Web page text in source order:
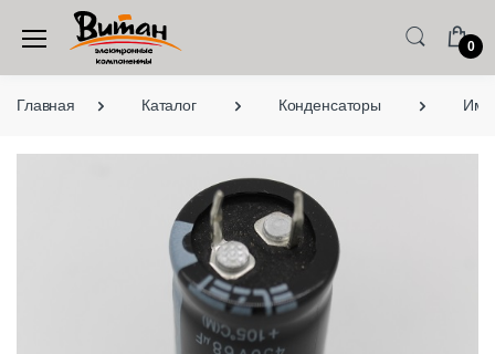
0
Главная Каталог Конденсаторы